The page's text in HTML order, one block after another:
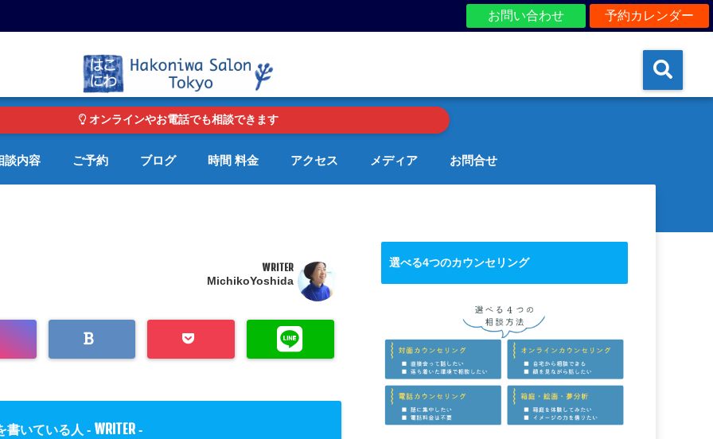
予約カレンダー
お問い合わせ
オンラインやお電話でも相談できます
談内容 ご予約 ブログ 時間 料金 アクセス メディア お問合せ
WRITER
MichikoYoshida
書いている人 - WRITER -
選べる4つのカウンセリング